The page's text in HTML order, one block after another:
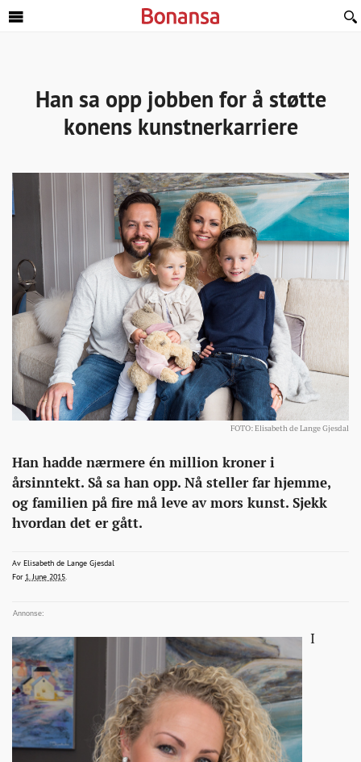
Han sa opp jobben for å støtte
konens kunstnerkarriere
FOTO: Elisabeth de Lange Gjesdal
Interiør
http://bonansa.no/artikkel/han-
sa-
opp-
jobben-
a-
stotte-
Han hadde nærmere én million kroner i
årsinntekt. Så sa han opp. Nå steller far hjemme,
og familien på fire må leve av mors kunst. Sjekk
hvordan det er gått.
Av Elisabeth de Lange Gjesdal
2015-06-01T06:00:41+00:00
2015-06-01T06:00:41+00:00
2015-06-01T23:57:41+00:00
For 1. June 2015
I